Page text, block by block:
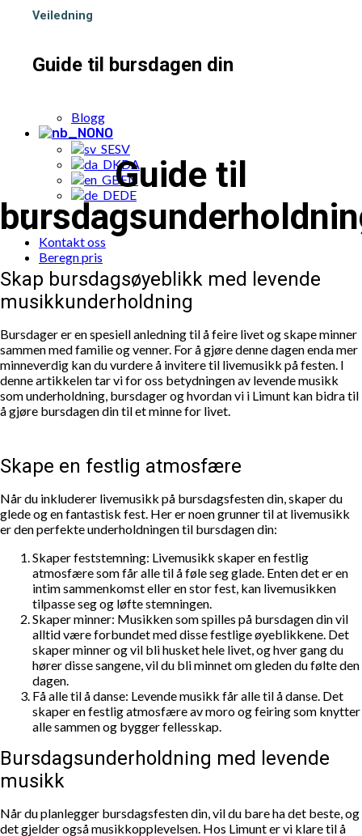
Teamet
FNs mål for bærekraftig utvikling
Inspirasjon
Populære bestillinger
Blogg
NO
SV
DA
EN
DE
Kontakt oss
Beregn pris
Veiledning
Guide til bursdagen din
Guide til
Skap bursdagsøyeblikk med levende
musikkunderholdning
Bursdager er en spesiell anledning til å feire livet og skape minner
sammen med familie og venner. For å gjøre denne dagen enda mer
minneverdig kan du vurdere å invitere til livemusikk på festen. I
denne artikkelen tar vi for oss betydningen av levende musikk
som underholdning, bursdager og hvordan vi i Limunt kan bidra til
å gjøre bursdagen din til et minne for livet.
Skape en festlig atmosfære
Når du inkluderer livemusikk på bursdagsfesten din, skaper du
glede og en fantastisk fest. Her er noen grunner til at livemusikk
er den perfekte underholdningen til bursdagen din:
Skaper feststemning: Livemusikk skaper en festlig
atmosfære som får alle til å føle seg glade. Enten det er en
intim sammenkomst eller en stor fest, kan livemusikken
tilpasse seg og løfte stemningen.
Skaper minner: Musikken som spilles på bursdagen din vil
alltid være forbundet med disse festlige øyeblikkene. Det
skaper minner og vil bli husket hele livet, og hver gang du
hører disse sangene, vil du bli minnet om gleden du følte den
dagen.
Få alle til å danse: Levende musikk får alle til å danse. Det
skaper en festlig atmosfære av moro og feiring som knytter
alle sammen og bygger fellesskap.
Bursdagsunderholdning med levende
musikk
Når du planlegger bursdagsfesten din, vil du bare ha det beste, og
det gjelder også musikkopplevelsen. Hos Limunt er vi klare til å